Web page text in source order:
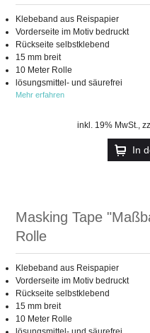
Klebeband aus Reispapier
Vorderseite im Motiv bedruckt
Rückseite selbstklebend
15 mm breit
10 Meter Rolle
lösungsmittel- und säurefrei
Mehr erfahren
inkl. 19% MwSt.,
In
Masking Tape
Rolle
Klebeband aus Reispapier
Vorderseite im Motiv bedruckt
Rückseite selbstklebend
15 mm breit
10 Meter Rolle